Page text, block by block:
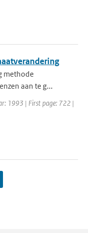
methode
aan te g...
1993 | First page: 722 |